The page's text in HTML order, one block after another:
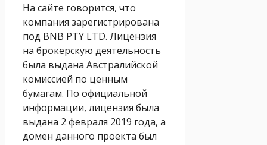
На сайте говорится, что
компания зарегистрирована
под BNB PTY LTD. Лицензия
на брокерскую деятельность
была выдана Австралийской
комиссией по ценным
бумагам. По официальной
информации, лицензия была
выдана 2 февраля 2019 года, а
домен данного проекта был